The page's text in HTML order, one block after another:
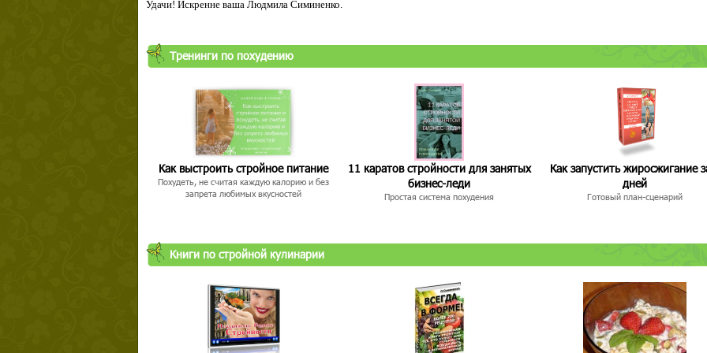
Удачи! Искренне ваша Людмила Симиненко.
Тренинги по похудению
Как выстроить стройное питание
Похудеть, не считая каждую калорию и без
запрета любимых вкусностей
11 каратов стройности для занятых
бизнес-леди
Простая система похудения
Как запустить жиросжигание
дней
Готовый план-сценарий
Книги по стройной кулинарии